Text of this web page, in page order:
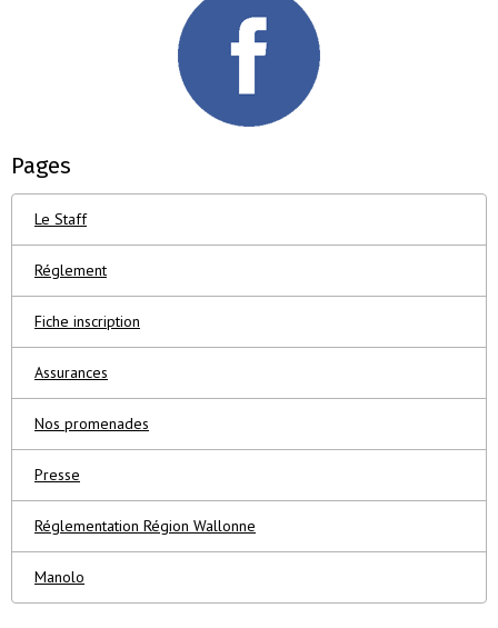
Pages
Le Staff
Réglement
Fiche inscription
Assurances
Nos promenades
Presse
Réglementation Région Wallonne
Manolo